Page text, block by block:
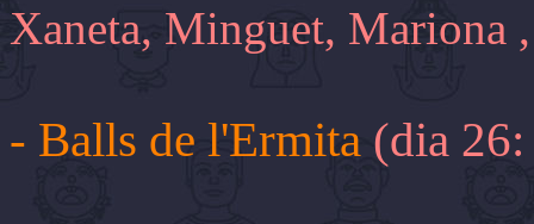
Xaneta, Minguet, Mariona
- Balls de l'Ermita (dia